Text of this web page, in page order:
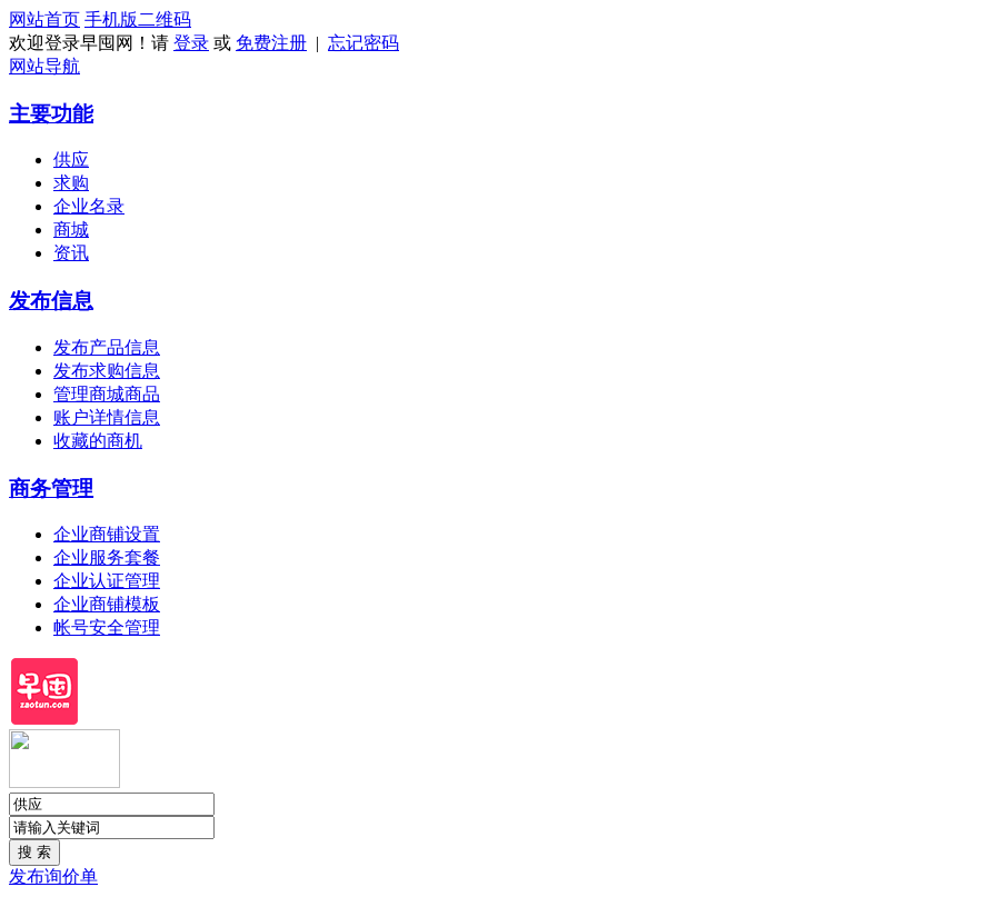
网站首页 手机版 二维码
欢迎登录早囤网！请 登录 或 免费注册 | 忘记密码
网站导航
主要功能
供应
求购
企业名录
商城
资讯
发布信息
发布产品信息
发布求购信息
管理商城商品
账户详情信息
收藏的商机
商务管理
企业商铺设置
企业服务套餐
企业认证管理
企业商铺模板
帐号安全管理
发布询价单